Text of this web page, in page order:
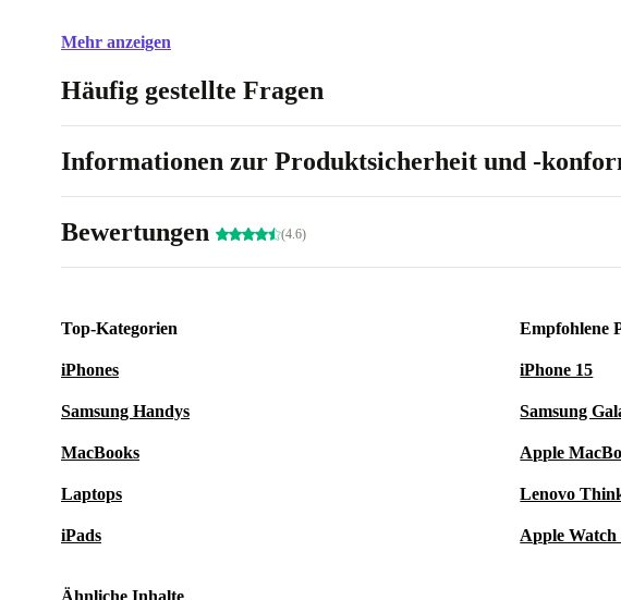
Mehr anzeigen
Häufig gestellte Fragen
Informationen zur Produktsicherheit und -
Bewertungen (4.6)
Top-Kategorien
iPhones
Samsung Handys
MacBooks
Laptops
iPads
Empfohlene
iPhone 15
Samsung
Apple
Lenovo
Apple
Ähnliche Inhalte